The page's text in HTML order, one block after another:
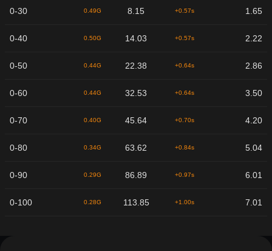
0-30 0.49G 8.15 +0.57s 1.65
0-40 0.50G 14.03 +0.57s 2.22
0-50 0.44G 22.38 +0.64s 2.86
0-60 0.44G 32.53 +0.64s 3.50
0-70 0.40G 45.64 +0.70s 4.20
0-80 0.34G 63.62 +0.84s 5.04
0-90 0.29G 86.89 +0.97s 6.01
0-100 0.28G 113.85 +1.00s 7.01